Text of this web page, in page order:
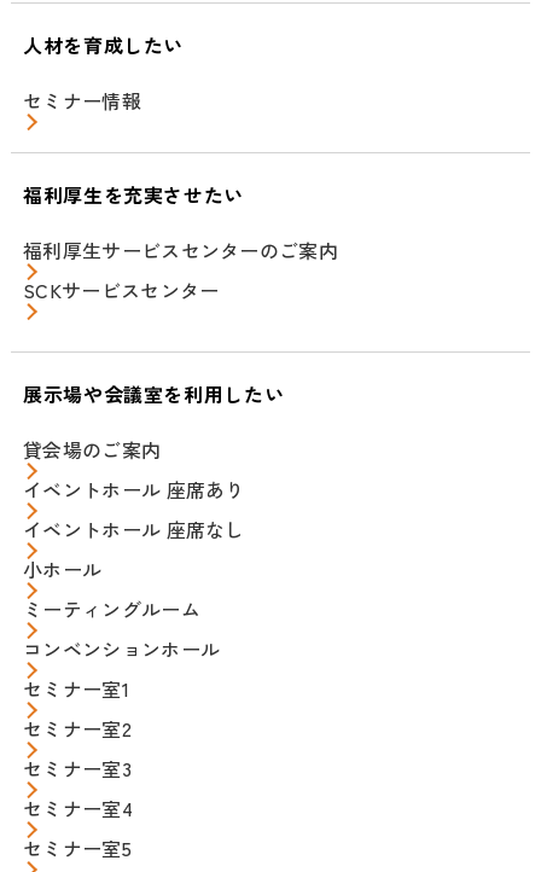
人材を育成したい
セミナー情報
福利厚生を充実させたい
福利厚生サービスセンターのご案内
SCKサービスセンター
展示場や会議室を利用したい
貸会場のご案内
イベントホール 座席あり
イベントホール 座席なし
小ホール
ミーティングルーム
コンベンションホール
セミナー室1
セミナー室2
セミナー室3
セミナー室4
セミナー室5